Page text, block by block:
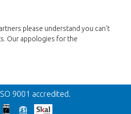
please understand you can't
Our appologies for the
9001 accredited.